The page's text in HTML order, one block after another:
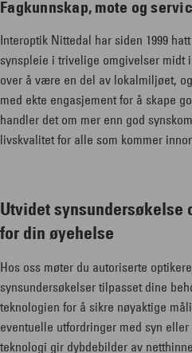
Fagkunnskap, mote og
Interoptik Nittedal har siden 1999
synspleie i trivelige omgivelser midt
over å være en del av lokalmiljøet,
med ekte engasjement for å skape
handler det om mer enn god
livskvalitet for alle som kommer
Utvidet synsundersøkelse
for din øyehelse
Hos oss møter du autoriserte
synsundersøkelser tilpasset dine
teknologien for å sikre nøyaktige
eventuelle utfordringer med syn
teknologi gir dybdebilder av